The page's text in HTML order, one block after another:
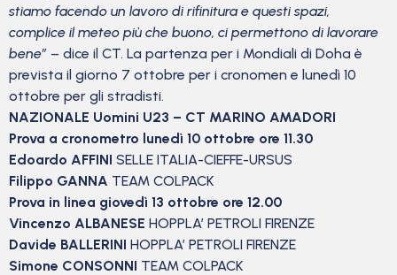
stiamo facendo un lavoro di rifinitura e questi spazi,
complice il meteo più che buono, ci permettono di lavorare
bene” – dice il CT. La partenza per i Mondiali di Doha è
prevista il giorno 7 ottobre per i cronomen e lunedì 10
ottobre per gli stradisti.
NAZIONALE Uomini U23 – CT MARINO AMADORI
Prova a cronometro lunedì 10 ottobre ore 11.30
Edoardo AFFINI SELLE ITALIA-CIEFFE-URSUS
Filippo GANNA TEAM COLPACK
Prova in linea giovedì 13 ottobre ore 12.00
Vincenzo ALBANESE HOPPLA’ PETROLI FIRENZE
Davide BALLERINI HOPPLA’ PETROLI FIRENZE
Simone CONSONNI TEAM COLPACK